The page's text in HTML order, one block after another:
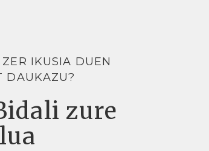
IKUSIA DUEN
DAUKAZU?
zure